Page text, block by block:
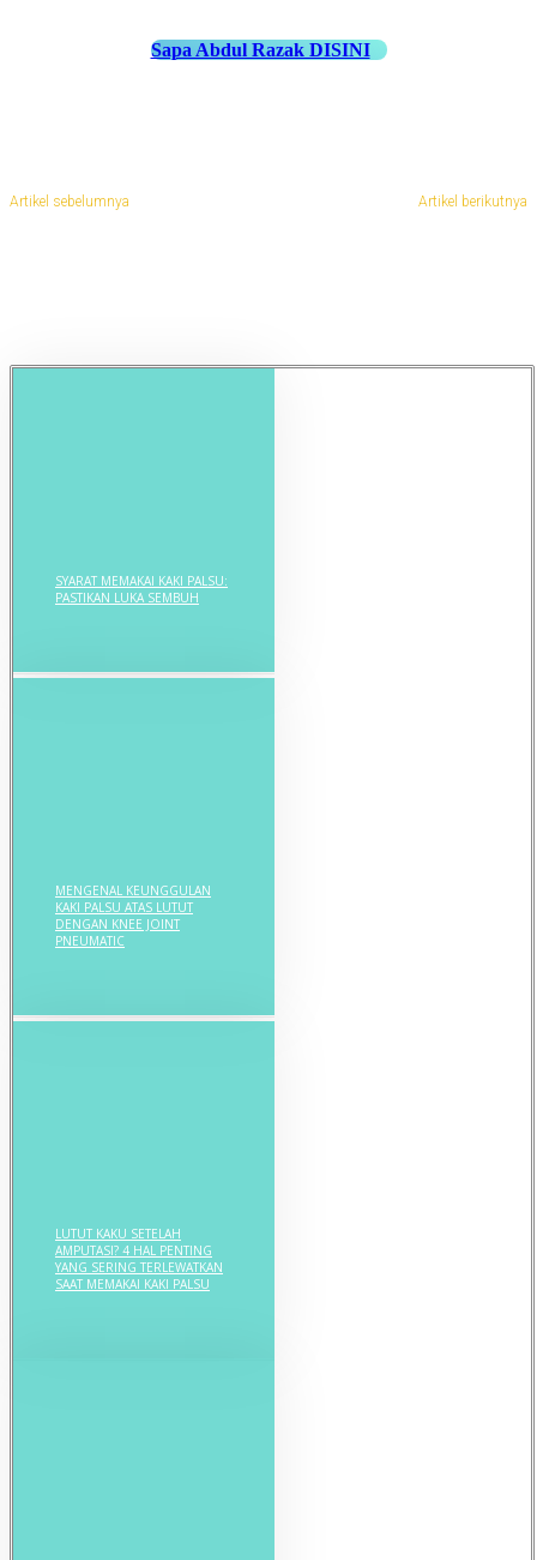
Sapa Abdul Razak DISINI
Artikel sebelumnya Artikel berikutnya
SYARAT MEMAKAI KAKI PALSU:
PASTIKAN LUKA SEMBUH
MENGENAL KEUNGGULAN
KAKI PALSU ATAS LUTUT
DENGAN KNEE JOINT
PNEUMATIC
LUTUT KAKU SETELAH
AMPUTASI? 4 HAL PENTING
YANG SERING TERLEWATKAN
SAAT MEMAKAI KAKI PALSU